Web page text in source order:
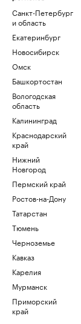
Санкт-Петербург
и область
Екатеринбург
Новосибирск
Омск
Башкортостан
Вологодская
область
Калининград
Краснодарский
край
Нижний
Новгород
Пермский край
Ростов-на-Дону
Татарстан
Тюмень
Черноземье
Кавказ
Карелия
Мурманск
Приморский
край